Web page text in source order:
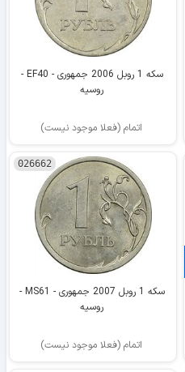
سکه 1 روبل 2006 جمهوری - EF40 -
روسیه
اتمام (فعلا موجود نیست)
026662
سکه 1 روبل 2007 جمهوری - MS61 -
روسیه
اتمام (فعلا موجود نیست)